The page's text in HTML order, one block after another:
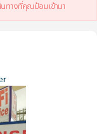
นทางที่คุณป้อนเข้ามา